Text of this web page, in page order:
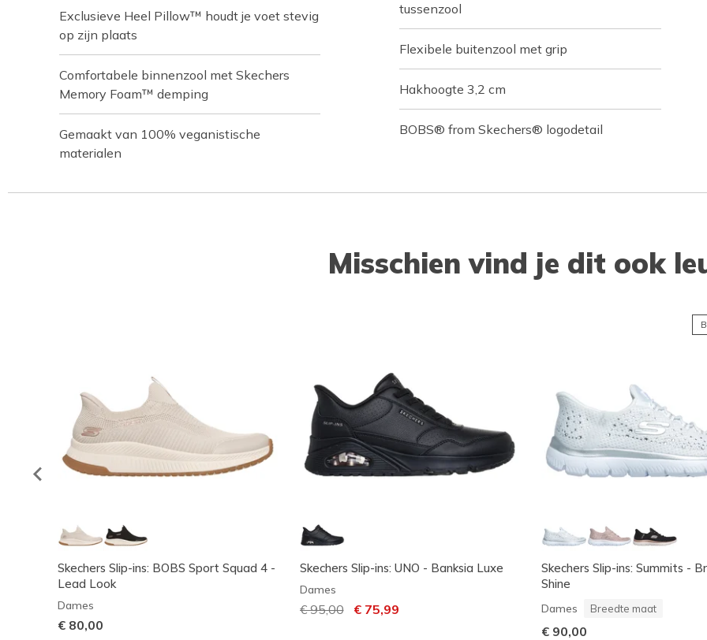
Exclusieve Heel Pillow™ houdt je voet stevig
op zijn plaats
Comfortabele binnenzool met Skechers
Memory Foam™ demping
Gemaakt van 100% veganistische
materialen
tussenzool
Flexibele buitenzool met grip
Hakhoogte 3,2 cm
BOBS® from Skechers® logodetail
Misschien vind je dit ook
Skechers Slip-ins: BOBS Sport Squad 4 -
Lead Look
Dames
€ 80,00
Skechers Slip-ins: UNO - Banksia Luxe
Dames
Prijs verlaagd van
€ 95,00naar
€ 75,99
Skechers Slip-ins: Summits -
Shine
Dames Breedte maat
€ 90,00